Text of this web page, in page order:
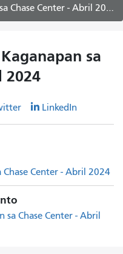
Center - Abril 2024
sa
2024
LinkedIn
Center - Abril 2024
Chase Center - Abril